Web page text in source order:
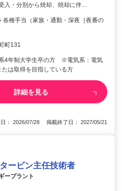
入・分別から焼却、焼却に伴…
各種手当（家族・通勤・深夜［夜番の
町131
4年制大学生卒の方 ※電気系：電気
は取得を目指している方
詳細を見る
： 2026/07/28 掲載終了日： 2027/05/21
ービン主任技術者
ープラント